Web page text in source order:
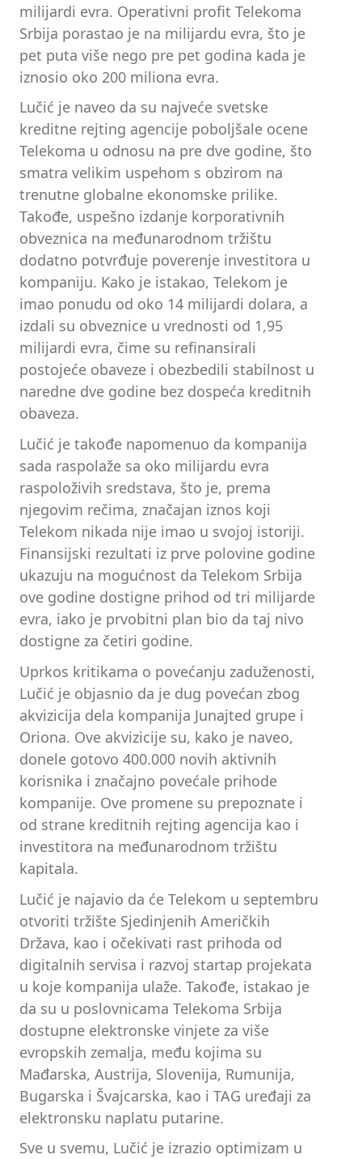
milijardi evra. Operativni profit Telekoma
Srbija porastao je na milijardu evra, što je
pet puta više nego pre pet godina kada je
iznosio oko 200 miliona evra.
Lučić je naveo da su najveće svetske
kreditne rejting agencije poboljšale ocene
Telekoma u odnosu na pre dve godine, što
smatra velikim uspehom s obzirom na
trenutne globalne ekonomske prilike.
Takođe, uspešno izdanje korporativnih
obveznica na međunarodnom tržištu
dodatno potvrđuje poverenje investitora u
kompaniju. Kako je istakao, Telekom je
imao ponudu od oko 14 milijardi dolara, a
izdali su obveznice u vrednosti od 1,95
milijardi evra, čime su refinansirali
postojeće obaveze i obezbedili stabilnost u
naredne dve godine bez dospeća kreditnih
obaveza.
Lučić je takođe napomenuo da kompanija
sada raspolaže sa oko milijardu evra
raspoloživih sredstava, što je, prema
njegovim rečima, značajan iznos koji
Telekom nikada nije imao u svojoj istoriji.
Finansijski rezultati iz prve polovine godine
ukazuju na mogućnost da Telekom Srbija
ove godine dostigne prihod od tri milijarde
evra, iako je prvobitni plan bio da taj nivo
dostigne za četiri godine.
Uprkos kritikama o povećanju zaduženosti,
Lučić je objasnio da je dug povećan zbog
akvizicija dela kompanija Junajted grupe i
Oriona. Ove akvizicije su, kako je naveo,
donele gotovo 400.000 novih aktivnih
korisnika i značajno povećale prihode
kompanije. Ove promene su prepoznate i
od strane kreditnih rejting agencija kao i
investitora na međunarodnom tržištu
kapitala.
Lučić je najavio da će Telekom u septembru
otvoriti tržište Sjedinjenih Američkih
Država, kao i očekivati rast prihoda od
digitalnih servisa i razvoj startap projekata
u koje kompanija ulaže. Takođe, istakao je
da su u poslovnicama Telekoma Srbija
dostupne elektronske vinjete za više
evropskih zemalja, među kojima su
Mađarska, Austrija, Slovenija, Rumunija,
Bugarska i Švajcarska, kao i TAG uređaji za
elektronsku naplatu putarine.
Sve u svemu, Lučić je izrazio optimizam u